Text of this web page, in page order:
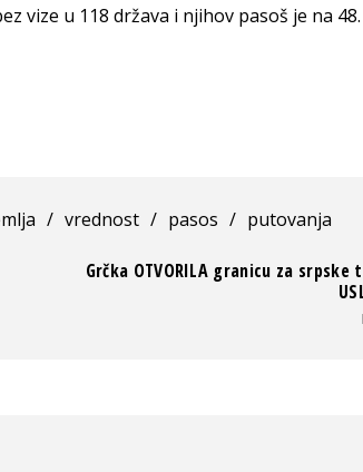
vize u 118 država i njihov pasoš je na
/ vrednost / pasos / putovanja
Grčka OTVORILA granicu za